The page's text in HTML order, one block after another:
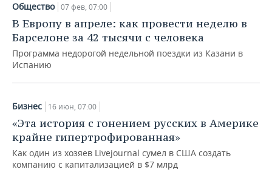
ВУЗЫ ТАТАРСТАНА
ТОРГОВЫЕ ЦЕНТРЫ
БАНКИ
ИНВЕСТИЦИИ
ПРОМЫШЛЕННОСТИ
АГРОПРОМ
МАШИНОСТРОЕНИЕ
НЕФТЕХИМИЯ
НЕФТЬ
ОПК
НЕДВИЖИМОСТЬ
НОВОСТИ НЕДВИЖИМОСТИ
АВТО
НОВОСТИ БИЗНЕСА
РОЗНИЧНАЯ ТОРГОВЛЯ
ТРАНСПОРТ
ТЕХНОЛОГИИ
НОВОСТИ ТЕХНОЛОГИЙ
IT
МЕРОПРИЯТИЯ
НОВОСТИ МЕРОПРИЯТИЙ
СПОРТ
Общество 07 фев, 07:00
В Европу в апреле: как провести неделю в
Барселоне за 42 тысячи с человека
Программа недорогой недельной поездки из Казани в
Испанию
Бизнес 16 июн, 07:00
«Эта история с гонением русских в Америке
крайне гипертрофированная»
Как один из хозяев Livejournal сумел в США создать
компанию с капитализацией в $7 млрд